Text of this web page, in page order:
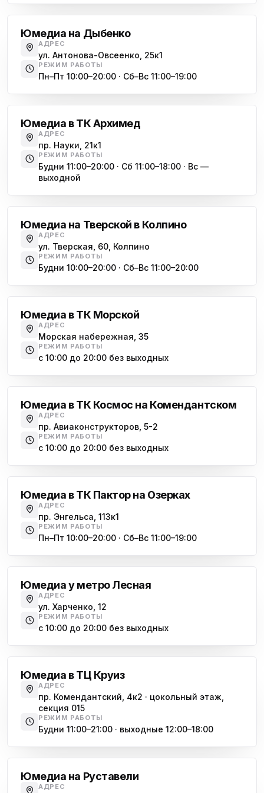
ю ул. Белы Куна, 24к1
ю
Юмедиа в Купчино
ул. Будапештская, 87-3
Юмедиа Сервис в Колпино
ю
Юмедиа во Всеволожске
пр. Христиновский 28, Всеволожск
Юмедиа на Дыбенко
АДРЕС
ул. Антонова-Овсеенко, 25к1
РЕЖИМ РАБОТЫ
Пн–Пт 10:00–20:00 · Сб–Вс 11:00–19:00
Юмедиа в ТК Архимед
АДРЕС
пр. Науки, 21к1
РЕЖИМ РАБОТЫ
Будни 11:00–20:00 · Сб 11:00–18:00 · Вс —
выходной
Юмедиа на Тверской в Колпино
АДРЕС
ул. Тверская, 60, Колпино
РЕЖИМ РАБОТЫ
Будни 10:00–20:00 · Сб–Вс 11:00–20:00
Юмедиа в ТК Морской
АДРЕС
Морская набережная, 35
РЕЖИМ РАБОТЫ
с 10:00 до 20:00 без выходных
Юмедиа в ТК Космос на Комендантском
АДРЕС
пр. Авиаконструкторов, 5-2
РЕЖИМ РАБОТЫ
с 10:00 до 20:00 без выходных
Юмедиа в ТК Пактор на Озерках
АДРЕС
пр. Энгельса, 113к1
РЕЖИМ РАБОТЫ
Пн–Пт 10:00–20:00 · Сб–Вс 11:00–19:00
Юмедиа у метро Лесная
АДРЕС
ул. Харченко, 12
РЕЖИМ РАБОТЫ
с 10:00 до 20:00 без выходных
Юмедиа в ТЦ Круиз
АДРЕС
пр. Комендантский, 4к2 · цокольный этаж,
секция 015
РЕЖИМ РАБОТЫ
Будни 11:00–21:00 · выходные 12:00–18:00
Юмедиа на Руставели
АДРЕС